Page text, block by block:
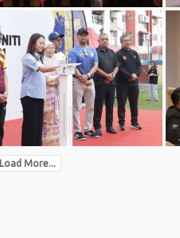
Load More...